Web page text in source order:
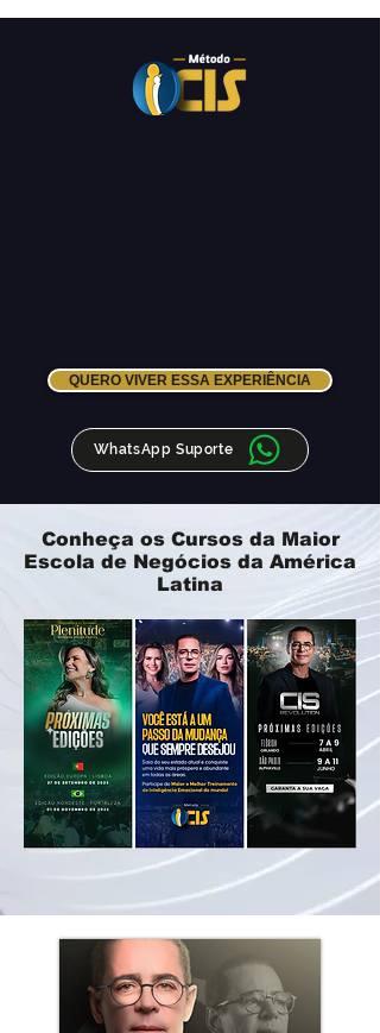
QUERO VIVER ESSA EXPERIÊNCIA
WhatsApp Suporte
Conheça os Cursos da Maior
Escola de Negócios da América
Latina